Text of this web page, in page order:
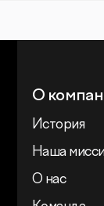
О
История
Наша
О нас